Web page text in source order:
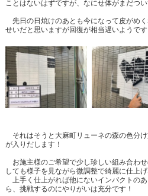
ことはないはずですが、なにせ体がまだつい
先日の日焼けのあとも今になって皮がめ
せいだと思いますが回復が相当遅いようです
それはそうと大麻町リューネの森の色分
が入りだします！
お施主様のご希望で少し珍しい組み合わ
しても様子を見ながら微調整で綺麗に仕上げ
上手く仕上がれば他にないインパクトの
ら、挑戦するのにやりがいは充分です！